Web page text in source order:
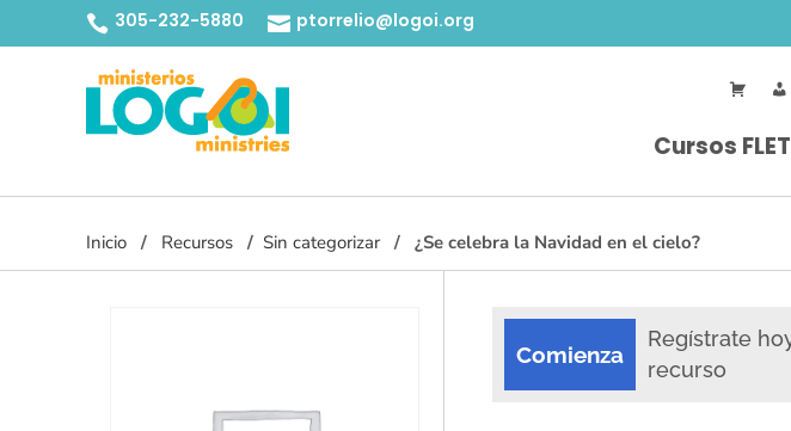
 305-232-5880  ptorrelio@logoi.org
Cursos FLET
Inicio Recursos Sin categorizar ¿Se celebra la Navidad en el cielo?
Comienza
Regístrate
recurso